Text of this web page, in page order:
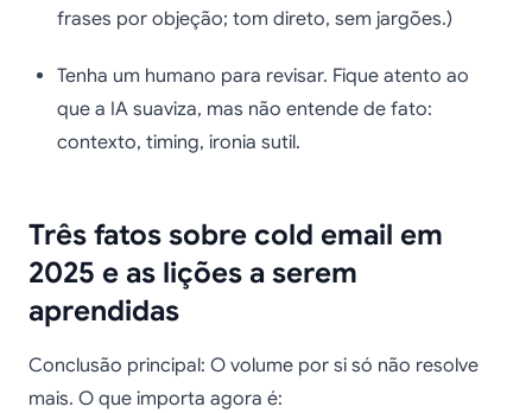
frases por objeção; tom direto, sem jargões.)
Tenha um humano para revisar. Fique atento ao
que a IA suaviza, mas não entende de fato:
contexto, timing, ironia sutil.
Três fatos sobre cold email em
2025 e as lições a serem
aprendidas
Conclusão principal: O volume por si só não resolve
mais. O que importa agora é: